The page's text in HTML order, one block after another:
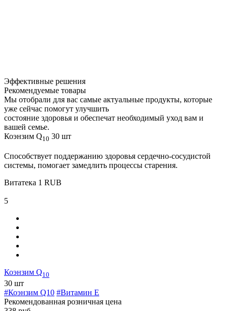
Эффективные решения
Рекомендуемые товары
Мы отобрали для вас самые актуальные продукты, которые
уже сейчас помогут улучшить
состояние здоровья и обеспечат необходимый уход вам и
вашей семье.
Коэнзим Q10 30 шт
Способствует поддержанию здоровья сердечно-сосудистой
системы, помогает замедлить процессы старения.
Витатека 1 RUB
5
Коэнзим Q10
30 шт
#Коэнзим Q10 #Витамин E
Рекомендованная розничная цена